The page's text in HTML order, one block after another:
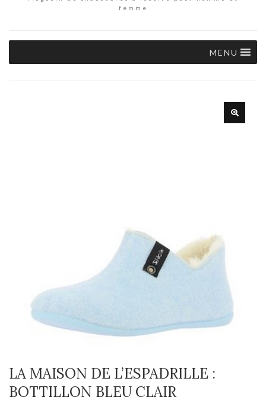
femme
MENU
LA MAISON DE L’ESPADRILLE :
BOTTILLON BLEU CLAIR